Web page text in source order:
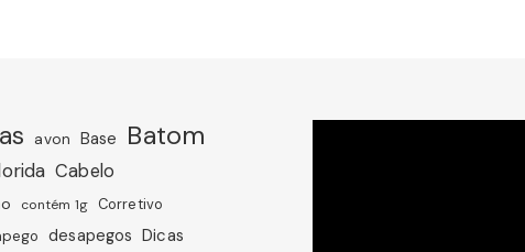
avon Base Batom
Cabelo
contém 1g Corretivo
desapegos Dicas